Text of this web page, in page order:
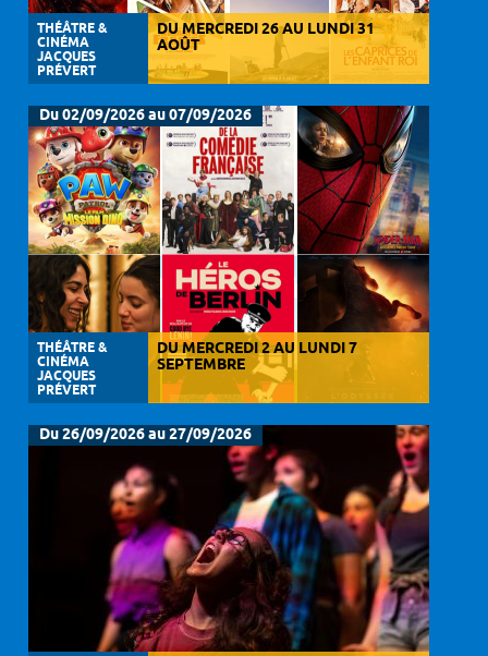
THÉÂTRE &
CINÉMA
JACQUES
PRÉVERT
DU MERCREDI 26 AU LUNDI 31
AOÛT
Du 02/09/2026 au 07/09/2026
THÉÂTRE &
CINÉMA
JACQUES
PRÉVERT
DU MERCREDI 2 AU LUNDI 7
SEPTEMBRE
Du 26/09/2026 au 27/09/2026